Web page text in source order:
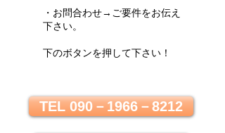
・お問合わせ→ご要件をお伝え
下さい。
下のボタンを押して下さい！
TEL 090－1966－8212